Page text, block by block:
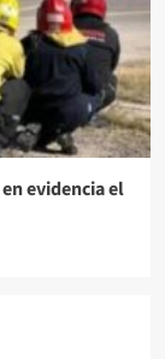
evidencia el